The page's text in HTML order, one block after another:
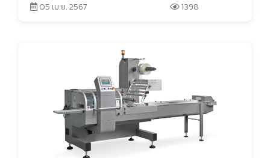
05 เม.ย. 2567 1398